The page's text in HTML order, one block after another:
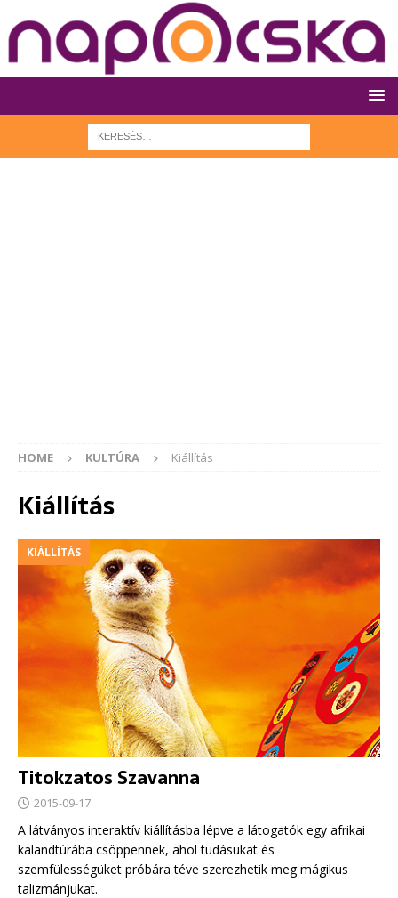
HOME KULTÚRA Kiállítás
Kiállítás
KIÁLLÍTÁS
Titokzatos Szavanna
2015-09-17
A látványos interaktív kiállításba lépve a látogatók egy afrikai
kalandtúrába csöppennek, ahol tudásukat és
szemfülességüket próbára téve szerezhetik meg mágikus
talizmánjukat.